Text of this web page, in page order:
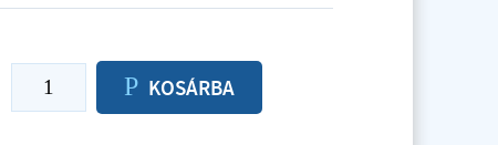
P KOSÁRBA